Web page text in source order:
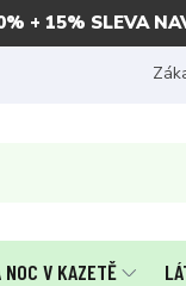
+ 15% SLEVA
V KAZETĚ